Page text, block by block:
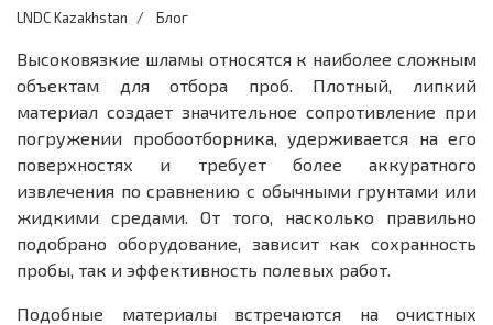
LNDC Kazakhstan Блог
Высоковязкие шламы относятся к наиболее сложным
объектам для отбора проб. Плотный, липкий
материал создает значительное сопротивление при
погружении пробоотборника, удерживается на его
поверхностях и требует более аккуратного
извлечения по сравнению с обычными грунтами или
жидкими средами. От того, насколько правильно
подобрано оборудование, зависит как сохранность
пробы, так и эффективность полевых работ.
Подобные материалы встречаются на очистных